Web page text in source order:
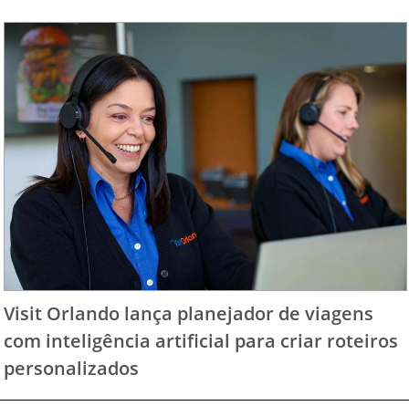
Visit Orlando lança planejador de viagens
com inteligência artificial para criar roteiros
personalizados